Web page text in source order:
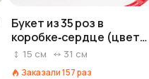
Букет из 35 роз в
коробке‑сердце (цвет
роз и коробки на выбор:
15 см 31 см
Заказали157раз